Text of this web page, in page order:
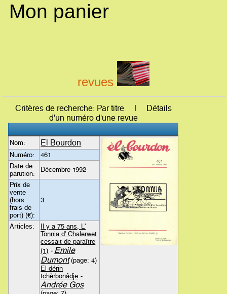
Mon panier
revues
Critères de recherche: Par titre | Détails
d'un numéro d'une revue
Nom: El Bourdon
Numéro:
461
Date de
parution:
Décembre 1992
Prix de
vente
(hors
frais de
port) (€):
3
Articles:
Il y a 75 ans, L'
Tonnia d' Chalerwet
cessait de paraître
(1) - Emile
Dumont(page: 4)
El dérin
tchèrbonâdje -
Andrée Gos